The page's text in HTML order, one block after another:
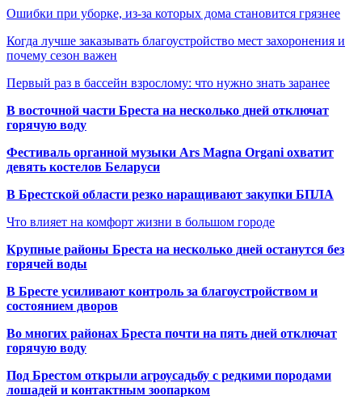
Ошибки при уборке, из-за которых дома становится грязнее
Когда лучше заказывать благоустройство мест захоронения и
почему сезон важен
Первый раз в бассейн взрослому: что нужно знать заранее
В восточной части Бреста на несколько дней отключат
горячую воду
Фестиваль органной музыки Ars Magna Organi охватит
девять костелов Беларуси
В Брестской области резко наращивают закупки БПЛА
Что влияет на комфорт жизни в большом городе
Крупные районы Бреста на несколько дней останутся без
горячей воды
В Бресте усиливают контроль за благоустройством и
состоянием дворов
Во многих районах Бреста почти на пять дней отключат
горячую воду
Под Брестом открыли агроусадьбу с редкими породами
лошадей и контактным зоопарком